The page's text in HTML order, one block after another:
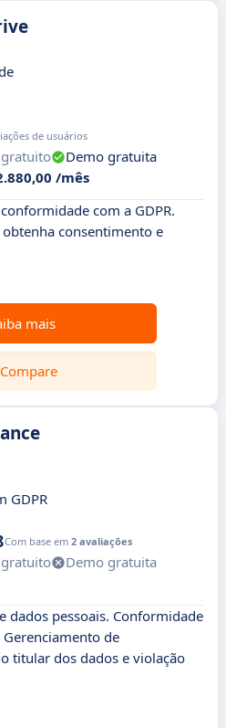
de usuários
gratuito
Demo gratuita
/mês
com a GDPR.
consentimento e
mais
Compare
GDPR
Com base em 2 avaliações
gratuito
Demo gratuita
dados pessoais. Conformidade
Gerenciamento de
titular dos dados e violação